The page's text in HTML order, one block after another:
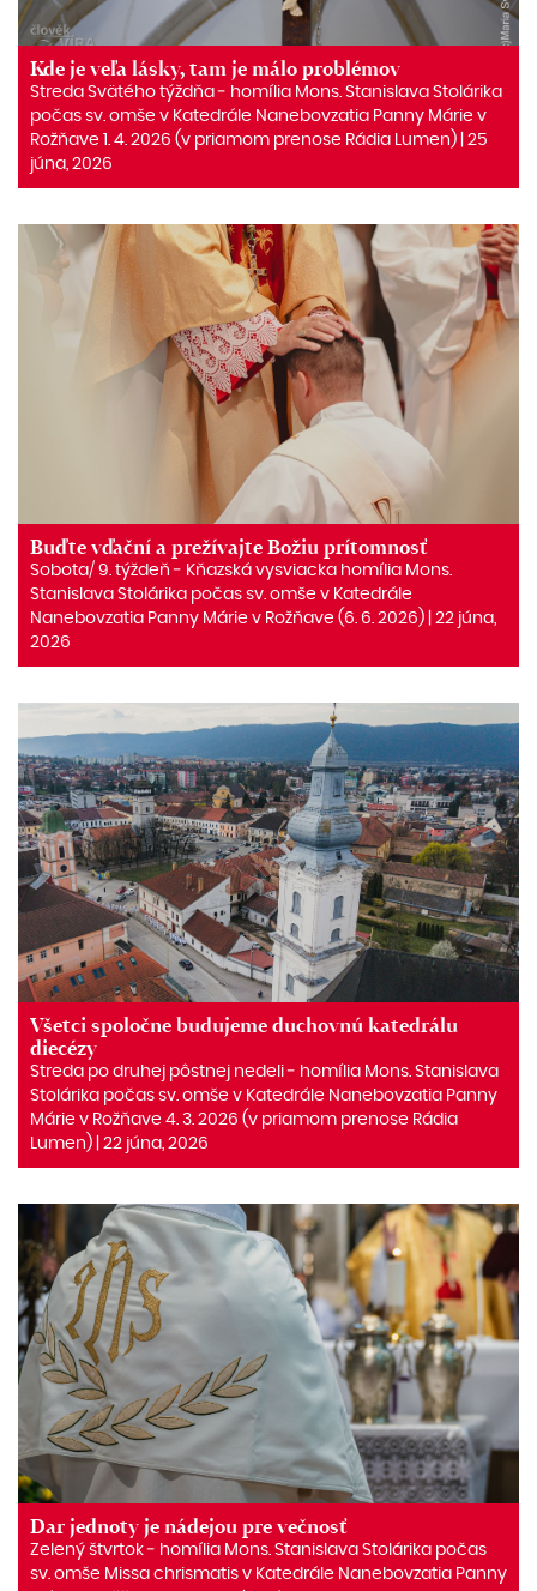
Kde je veľa lásky, tam je málo problémov
Streda Svätého týždňa ‒ homília Mons. Stanislava Stolárika
počas sv. omše v Katedrále Nanebovzatia Panny Márie v
Rožňave 1. 4. 2026 (v priamom prenose Rádia Lumen) | 25
júna, 2026
Buďte vďační a prežívajte Božiu prítomnosť
Sobota/ 9. týždeň ‒ Kňazská vysviacka homília Mons.
Stanislava Stolárika počas sv. omše v Katedrále
Nanebovzatia Panny Márie v Rožňave (6. 6. 2026) | 22 júna,
2026
Všetci spoločne budujeme duchovnú katedrálu
diecézy
Streda po druhej pôstnej nedeli ‒ homília Mons. Stanislava
Stolárika počas sv. omše v Katedrále Nanebovzatia Panny
Márie v Rožňave 4. 3. 2026 (v priamom prenose Rádia
Lumen) | 22 júna, 2026
Dar jednoty je nádejou pre večnosť
Zelený štvrtok ‒ homília Mons. Stanislava Stolárika počas
sv. omše Missa chrismatis v Katedrále Nanebovzatia Panny